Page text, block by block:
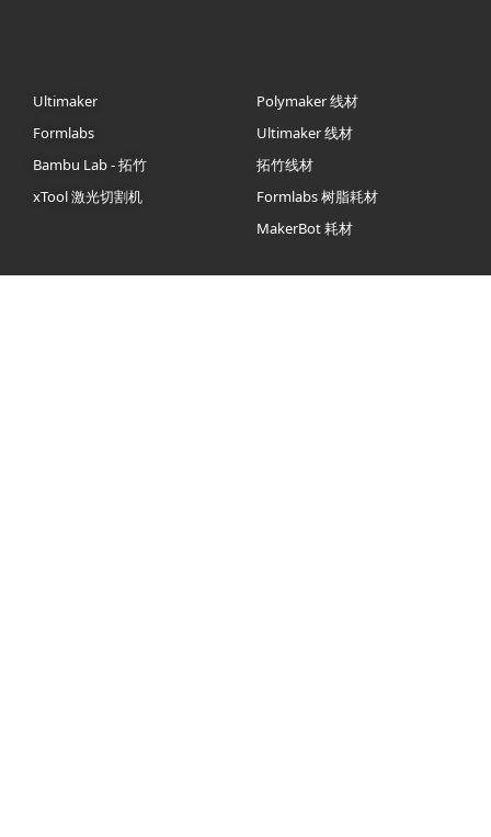
Ultimaker
Formlabs
Bambu Lab - 拓竹
xTool 激光切割机
Polymaker 线材
Ultimaker 线材
拓竹线材
Formlabs 树脂耗材
MakerBot 耗材